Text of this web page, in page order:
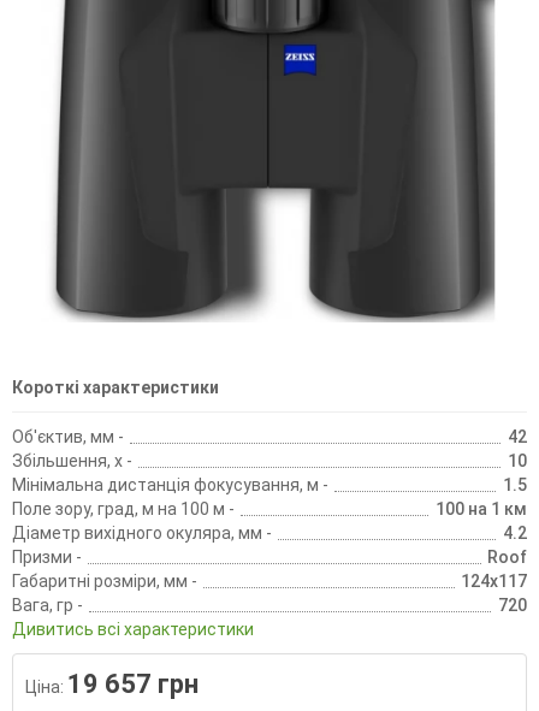
Короткі характеристики
Об'єктив, мм -
42
Збільшення, х -
10
Мінімальна дистанція фокусування, м -
1.5
Поле зору, град, м на 100 м -
100 на 1 км
Діаметр вихідного окуляра, мм -
4.2
Призми -
Roof
Габаритні розміри, мм -
124х117
Вага, гр -
720
Дивитись всі характеристики
Ціна: 19 657 грн